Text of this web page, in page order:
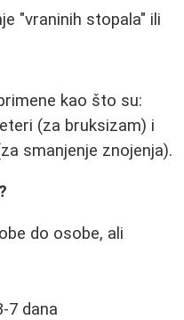
"vraninih stopala" ili
kao što su:
(za bruksizam) i
smanjenje znojenja).
do osobe, ali
7 dana